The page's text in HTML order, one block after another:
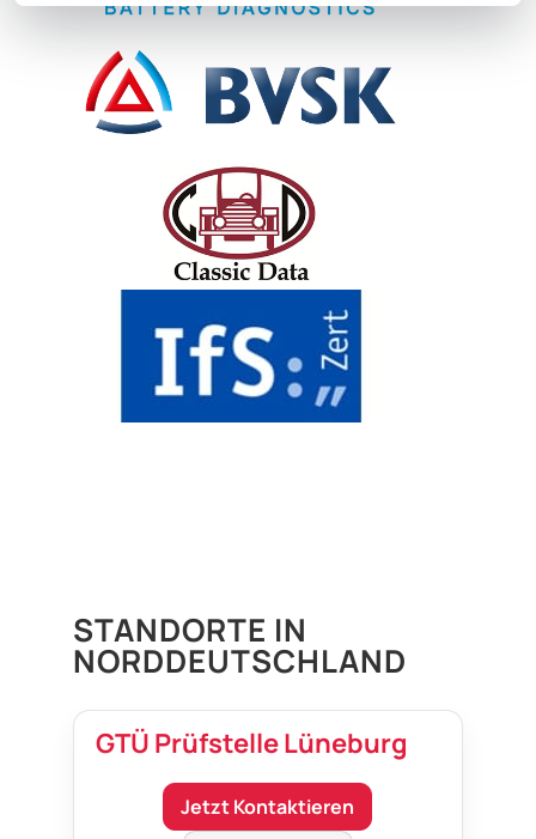
STANDORTE IN
NORDDEUTSCHLAND
GTÜ Prüfstelle Lüneburg
Jetzt Kontaktieren